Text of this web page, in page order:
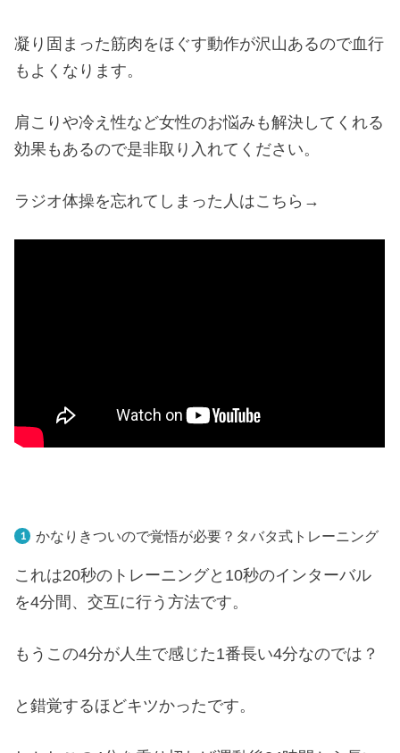
凝り固まった筋肉をほぐす動作が沢山あるので血行
もよくなります。
肩こりや冷え性など女性のお悩みも解決してくれる
効果もあるので是非取り入れてください。
ラジオ体操を忘れてしまった人はこちら→
かなりきついので覚悟が必要？タバタ式トレーニング
これは20秒のトレーニングと10秒のインターバル
を4分間、交互に行う方法です。
もうこの4分が人生で感じた1番長い4分なのでは？
と錯覚するほどキツかったです。